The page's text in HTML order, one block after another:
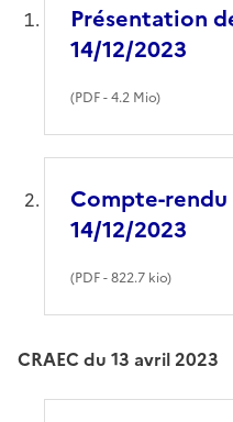
Présentation
14/12/2023
(PDF- 4.2 Mio)
Compte-rendu
14/12/2023
(PDF- 822.7 kio)
CRAEC du 13 avril 2023